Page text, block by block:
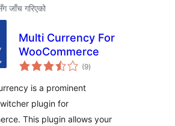
जाँच गरिएको
Multi Currency For
WooCommerce
(9कुल
रेटिङ्गहरू
)
is a prominent
plugin for
This plugin allows your